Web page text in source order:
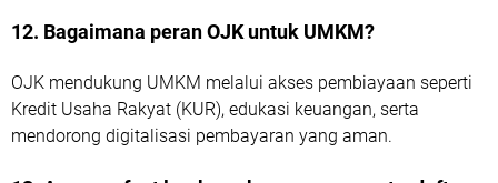
12. Bagaimana peran OJK untuk UMKM?
OJK mendukung UMKM melalui akses pembiayaan seperti
Kredit Usaha Rakyat (KUR), edukasi keuangan, serta
mendorong digitalisasi pembayaran yang aman.